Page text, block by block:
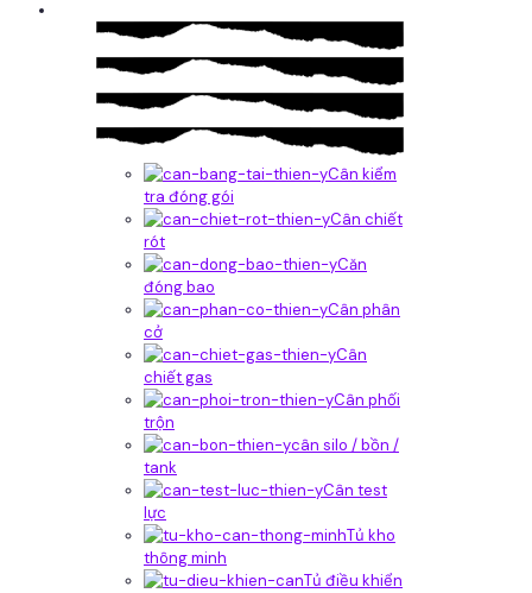
Cân kiểm
tra đóng gói
Cân chiết
rót
Căn
đóng bao
Cân phân
cở
Cân
chiết gas
Cân phối
trộn
cân silo / bồn /
tank
Cân test
lực
Tủ kho
thông minh
Tủ điều khiển